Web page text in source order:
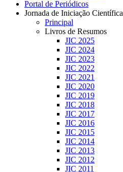
Portal de Periódicos
Jornada de Iniciação Científica
Principal
Livros de Resumos
JIC 2025
JIC 2024
JIC 2023
JIC 2022
JIC 2021
JIC 2020
JIC 2019
JIC 2018
JIC 2017
JIC 2016
JIC 2015
JIC 2014
JIC 2013
JIC 2012
JIC 2011